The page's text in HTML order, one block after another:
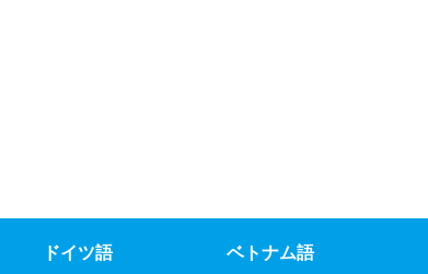
ドイツ語 ベトナム語